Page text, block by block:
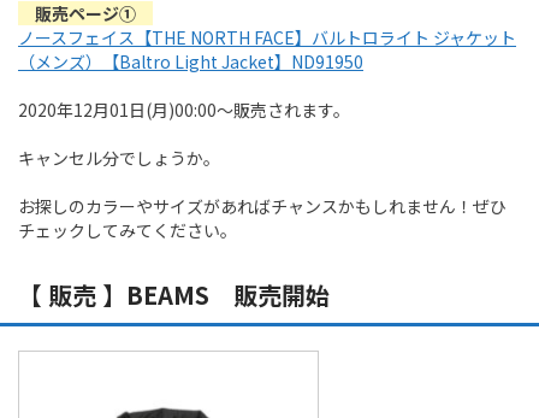
販売ページ①
ノースフェイス【THE NORTH FACE】バルトロライト ジャケット
（メンズ）【Baltro Light Jacket】ND91950
2020年12月01日(月)00:00～販売されます。
キャンセル分でしょうか。
お探しのカラーやサイズがあればチャンスかもしれません！ぜひ
チェックしてみてください。
【 販売 】BEAMS 販売開始